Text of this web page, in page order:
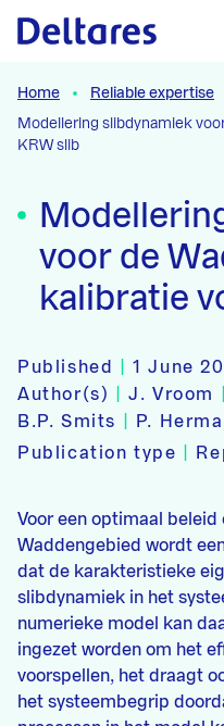
Naar hoofdcontent
Home Reliable expertise
Modellering slibdynamiek
KRW slib
voor de
kalibratie
Published |1 June
Author(s)
|J. Vroom
B.P. Smits
P.
Publication type
Voor een optimaal beleid
Waddengebied wordt
dat de karakteristieke
slibdynamiek in het
numerieke model kan
ingezet worden om het
voorspellen, het draagt
het systeembegrip